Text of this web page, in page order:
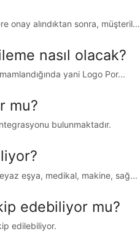
onay alındıktan sonra, müşteril...
nasıl olacak?
yani Logo Por...
mu?
bulunmaktadır.
eşya, medikal, makine, sağ...
edebiliyor mu?
edilebiliyor.